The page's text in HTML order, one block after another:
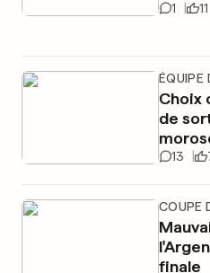
1 11
ÉQUIPE
Choix
de
13
COUPE
finale